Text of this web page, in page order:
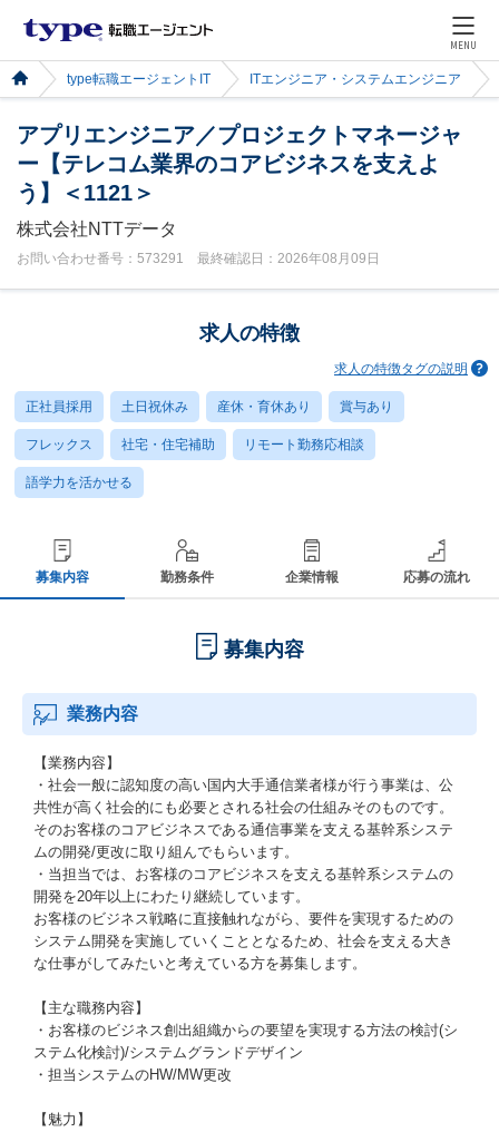
MENU
type転職エージェントIT ITエンジニア・システムエンジニア
アプリエンジニア／プロジェクトマネージャ
ー【テレコム業界のコアビジネスを支えよ
う】＜1121＞
株式会社NTTデータ
お問い合わせ番号：573291 最終確認日：2026年08月09日
求人の特徴
求人の特徴タグの説明
正社員採用 土日祝休み 産休・育休あり 賞与あり
フレックス 社宅・住宅補助 リモート勤務応相談
語学力を活かせる
募集内容 勤務条件 企業情報 応募の流れ
募集内容
業務内容
【業務内容】
・社会一般に認知度の高い国内大手通信業者様が行う事業は、公
共性が高く社会的にも必要とされる社会の仕組みそのものです。
そのお客様のコアビジネスである通信事業を支える基幹系システ
ムの開発/更改に取り組んでもらいます。
・当担当では、お客様のコアビジネスを支える基幹系システムの
開発を20年以上にわたり継続しています。
お客様のビジネス戦略に直接触れながら、要件を実現するための
システム開発を実施していくこととなるため、社会を支える大き
な仕事がしてみたいと考えている方を募集します。
【主な職務内容】
・お客様のビジネス創出組織からの要望を実現する方法の検討(シ
ステム化検討)/システムグランドデザイン
・担当システムのHW/MW更改
【魅力】